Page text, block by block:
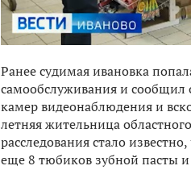
Ранее судимая ивановка
самообслуживания и сообщил
камер видеонаблюдения и
летняя жительница
расследования стало
еще 8 тюбиков зубной пасты